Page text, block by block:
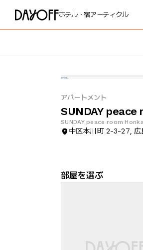
ホテル・宿アーティクル
アパートメント
SUNDAY
SUNDAY peace room
中区本川町 2-3-27, 広
部屋を選ぶ